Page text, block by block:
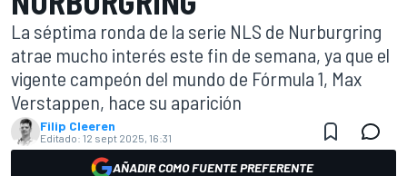
La séptima ronda de la serie NLS de Nurburgring
atrae mucho interés este fin de semana, ya que el
vigente campeón del mundo de Fórmula 1, Max
Verstappen, hace su aparición
Filip Cleeren
Editado: 12 sept 2025, 16:31
AÑADIR COMO FUENTE PREFERENTE